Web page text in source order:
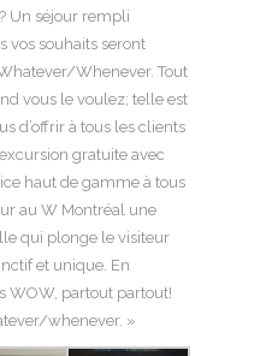
Un séjour rempli
vos souhaits seront
Whenever. Tout
vous le voulez; telle est
d’offrir à tous les clients
gratuite avec
haut de gamme à tous
au W Montréal une
qui plonge le visiteur
et unique. En
WOW, partout partout!
whenever. »